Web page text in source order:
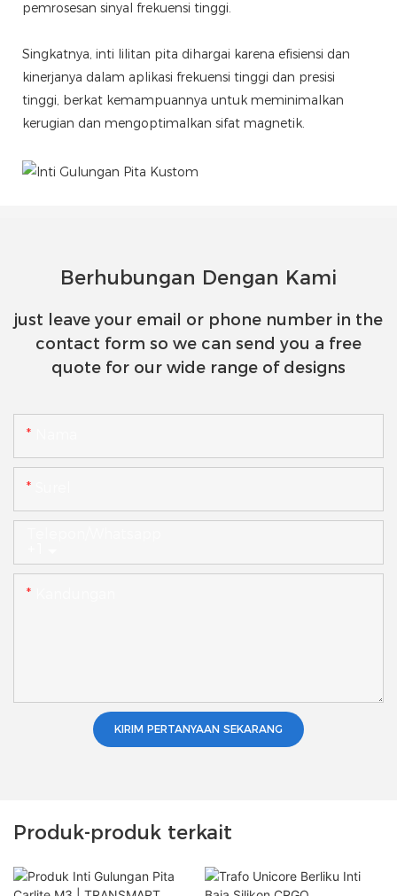
pemrosesan sinyal frekuensi tinggi.
Singkatnya, inti lilitan pita dihargai karena efisiensi dan
kinerjanya dalam aplikasi frekuensi tinggi dan presisi
tinggi, berkat kemampuannya untuk meminimalkan
kerugian dan mengoptimalkan sifat magnetik.
Berhubungan Dengan Kami
just leave your email or phone number in the
contact form so we can send you a free
quote for our wide range of designs
KIRIM PERTANYAAN SEKARANG
Produk-produk terkait